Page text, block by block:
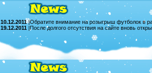
10.12.2011|Обратите внимание на розыгрыш футболок в
19.12.2011 |После долгого отсутствия на сайте вновь